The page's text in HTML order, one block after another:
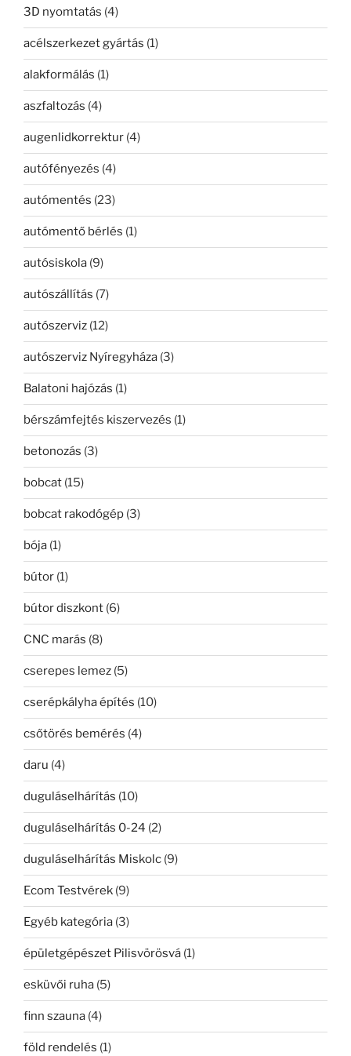
3D nyomtatás (4)
acélszerkezet gyártás (1)
alakformálás (1)
aszfaltozás (4)
augenlidkorrektur (4)
autófényezés (4)
autómentés (23)
autómentő bérlés (1)
autósiskola (9)
autószállítás (7)
autószerviz (12)
autószerviz Nyíregyháza (3)
Balatoni hajózás (1)
bérszámfejtés kiszervezés (1)
betonozás (3)
bobcat (15)
bobcat rakodógép (3)
bója (1)
bútor (1)
bútor diszkont (6)
CNC marás (8)
cserepes lemez (5)
cserépkályha építés (10)
csőtörés bemérés (4)
daru (4)
duguláselhárítás (10)
duguláselhárítás 0-24 (2)
duguláselhárítás Miskolc (9)
Ecom Testvérek (9)
Egyéb kategória (3)
épületgépészet Pilisvörösvá (1)
esküvői ruha (5)
finn szauna (4)
föld rendelés (1)